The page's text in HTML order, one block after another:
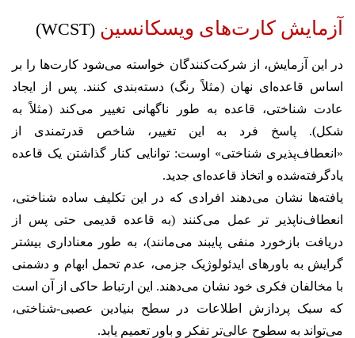
آزمایش کارت‌های ویسکانسین (WCST)
در این آزمایش، از شرکت‌کنندگان خواسته می‌شود کارت‌ها را بر
اساس قاعده‌ای نهان (مثلاً رنگ) دسته‌بندی کنند. پس از ایجاد
عادت شناختی، قاعده به طور ناگهانی تغییر می‌کند (مثلاً به
شکل). پاسخ فرد به این تغییر، شاخص قدرتمندی از
«انعطاف‌پذیری شناختی» اوست: توانایی کنار گذاشتن یک قاعده
یادگرفته‌شده و اتخاذ قاعده‌ای جدید.
یافته‌ها نشان می‌دهند افرادی که در این تکلیف ساده شناختی،
انعطاف‌ناپذیر تر عمل می‌کنند (به قاعده قدیمی حتی پس از
دریافت بازخورد منفی پایبند می‌مانند)، به طور معناداری بیشتر
گرایش به باورهای ایدئولوژیک جزمی، عدم تحمل ابهام و دشمنی
با مخالفان فکری خود نشان می‌دهند. این ارتباط حاکی از آن است
که سبک پردازش اطلاعات در سطح بنیادین عصبی-شناختی،
می‌تواند به سطوح عالی‌تر تفکر و باور تعمیم یابد.